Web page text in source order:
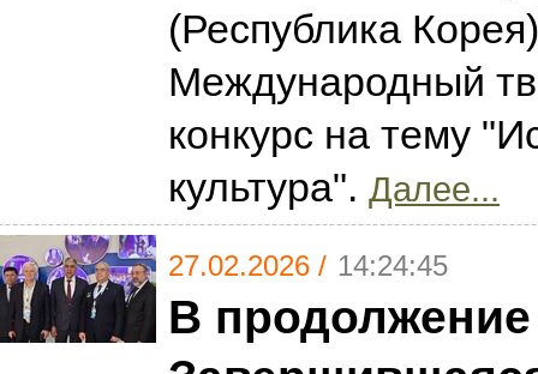
(Республика
Международный
конкурс на тему
культура". Далее...
27.02.2026 / 14:24:45
В